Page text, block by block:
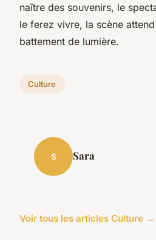
naître des souvenirs, le
le ferez vivre, la scène
battement de lumière.
Culture
S Sara
Voir tous les articles Culture →